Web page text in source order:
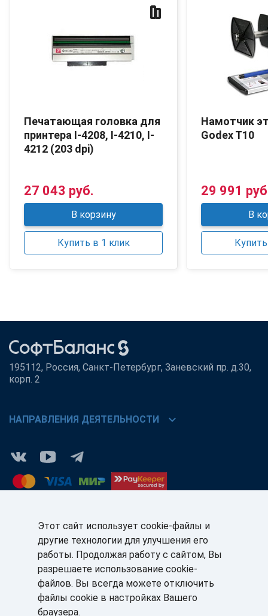
Печатающая головка для
принтера I-4208, I-4210, I-
4212 (203 dpi)
27 043 руб.
В корзину
Купить в 1 клик
Намотчик
Godex T10
29 991
В
195112, Россия, Санкт-Петербург, Заневский пр. д.30,
корп. 2
НАПРАВЛЕНИЯ ДЕЯТЕЛЬНОСТИ chevron_right
КЛИЕНТАМ:
+7 (812) 327-5141
sale@sb-sale.ru
ПАРТНЁРАМ:
+7 (812) 327-5025
partner@softbalance.ru
Этот сайт использует cookie-файлы и
другие технологии для улучшения его
работы. Продолжая работу с сайтом, Вы
разрешаете использование cookie-
файлов. Вы всегда можете отключить
файлы cookie в настройках Вашего
браузера.